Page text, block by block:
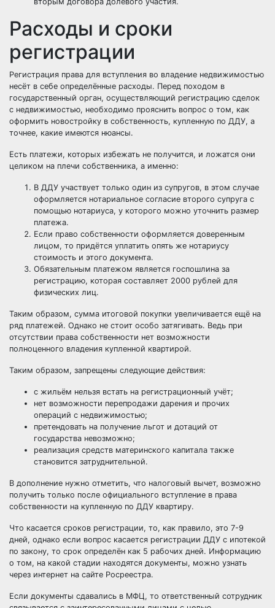
Расходы и сроки
регистрации
Регистрация права для вступления во владение недвижимостью
несёт в себе определённые расходы. Перед походом в
государственный орган, осуществляющий регистрацию сделок
с недвижимостью, необходимо прояснить вопрос о том, как
оформить новостройку в собственность, купленную по ДДУ, а
точнее, какие имеются нюансы.
Есть платежи, которых избежать не получится, и ложатся они
целиком на плечи собственника, а именно:
В ДДУ участвует только один из супругов, в этом случае
оформляется нотариальное согласие второго супруга с
помощью нотариуса, у которого можно уточнить размер
платежа.
Если право собственности оформляется доверенным
лицом, то придётся уплатить опять же нотариусу
стоимость и этого документа.
Обязательным платежом является госпошлина за
регистрацию, которая составляет 2000 рублей для
физических лиц.
Таким образом, сумма итоговой покупки увеличивается ещё на
ряд платежей. Однако не стоит особо затягивать. Ведь при
отсутствии права собственности нет возможности
полноценного владения купленной квартирой.
Таким образом, запрещены следующие действия:
с жильём нельзя встать на регистрационный учёт;
нет возможности перепродажи дарения и прочих
операций с недвижимостью;
претендовать на получение льгот и дотаций от
государства невозможно;
реализация средств материнского капитала также
становится затруднительной.
В дополнение нужно отметить, что налоговый вычет, возможно
получить только после официального вступление в права
собственности на купленную по ДДУ квартиру.
Что касается сроков регистрации, то, как правило, это 7-9
дней, однако если вопрос касается регистрации ДДУ с ипотекой
по закону, то срок определён как 5 рабочих дней. Информацию
о том, на какой стадии находятся документы, можно узнать
через интернет на сайте Росреестра.
Если документы сдавались в МФЦ, то ответственный сотрудник